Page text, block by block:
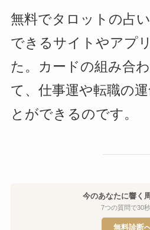
無料でタロットの占
できるサイトやアプ
た。カードの組み合
て、仕事運や転職の
とができるのです。
今のあなたに響く
7つの質問で30
無料診断